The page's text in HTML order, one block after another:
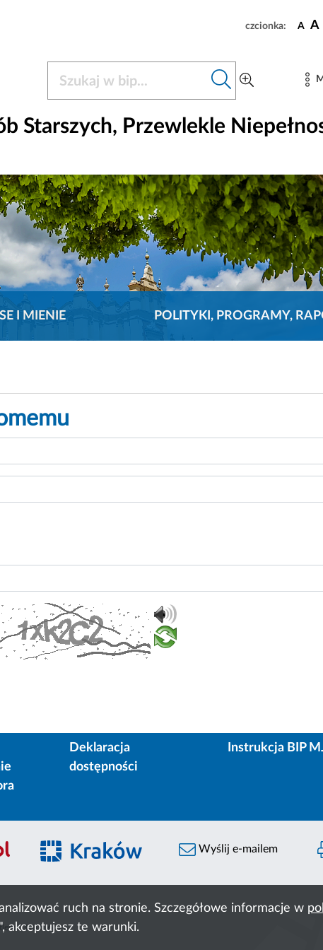
ruch na stronie. Szczegółowe informacje w
akceptujesz te warunki.
czcionka: A A
Starszych, Przewlekle
I MIENIE POLITYKI, PROGRAMY,
Deklaracja
dostępności
Instrukcja BIP
Wyślij e-mailem
231810661